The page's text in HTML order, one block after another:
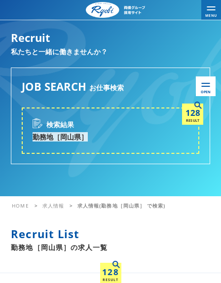
Recruit
私たちと一緒に働きませんか？
JOB SEARCH お仕事検索 OPEN
検索結果
勤務地［岡山県］
128
RESULT
MENU
HOME 求人情報 求人情報(勤務地［岡山県］ で検索)
Recruit List
勤務地［岡山県］の求人一覧
128
RESULT